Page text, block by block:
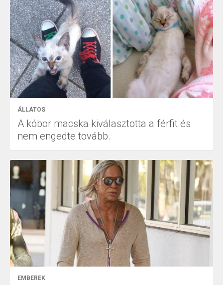
ÁLLATOS
A kóbor macska kiválasztotta a férfit és
nem engedte tovább.
EMBEREK